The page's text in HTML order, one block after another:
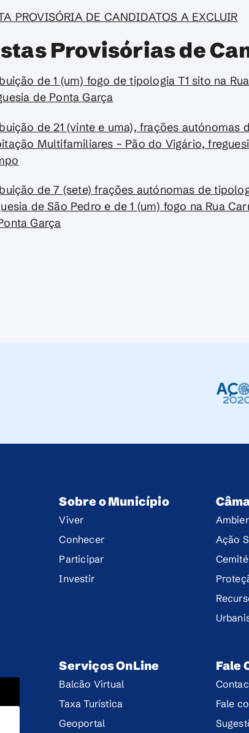
PROVISÓRIA DE CANDIDATOS A EXCLUIR
Provisórias de
de 1 (um) fogo de tipologia T1 sito na
de Ponta Garça
de 21 (vinte e uma), frações autónomas
Multifamiliares – Pão do Vigário,
de 7 (sete) frações autónomas de
de São Pedro e de 1 (um) fogo na Rua
Garça
Sobre o Município
Viver
Conhecer
Participar
Investir
Ação
Serviços OnLine
Balcão Virtual
Taxa Turística
Geoportal
Fale
Fale